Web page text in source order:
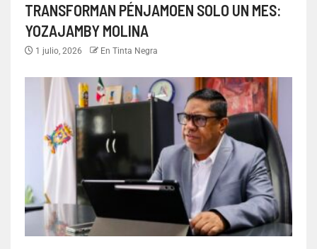
TRANSFORMAN PÉNJAMOEN SOLO UN MES:
YOZAJAMBY MOLINA
1 julio, 2026 En Tinta Negra